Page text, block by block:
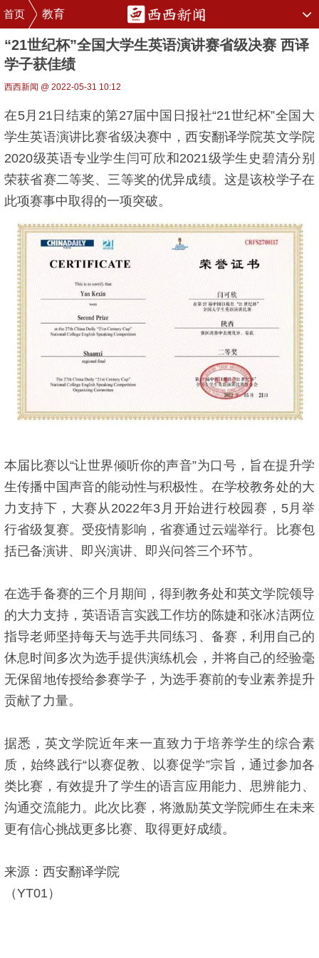
首页 教育
“21世纪杯”全国大学生英语演讲赛省级决赛 西译
学子获佳绩
西西新闻 @ 2022-05-31 10:12
在5月21日结束的第27届中国日报社“21世纪杯”全国大
学生英语演讲比赛省级决赛中，西安翻译学院英文学院
2020级英语专业学生闫可欣和2021级学生史碧清分别
荣获省赛二等奖、三等奖的优异成绩。这是该校学子在
此项赛事中取得的一项突破。
本届比赛以“让世界倾听你的声音”为口号，旨在提升学
生传播中国声音的能动性与积极性。在学校教务处的大
力支持下，大赛从2022年3月开始进行校园赛，5月举
行省级复赛。受疫情影响，省赛通过云端举行。比赛包
括已备演讲、即兴演讲、即兴问答三个环节。
在选手备赛的三个月期间，得到教务处和英文学院领导
的大力支持，英语语言实践工作坊的陈婕和张冰洁两位
指导老师坚持每天与选手共同练习、备赛，利用自己的
休息时间多次为选手提供演练机会，并将自己的经验毫
无保留地传授给参赛学子，为选手赛前的专业素养提升
贡献了力量。
据悉，英文学院近年来一直致力于培养学生的综合素
质，始终践行“以赛促教、以赛促学”宗旨，通过参加各
类比赛，有效提升了学生的语言应用能力、思辨能力、
沟通交流能力。此次比赛，将激励英文学院师生在未来
更有信心挑战更多比赛、取得更好成绩。
来源：西安翻译学院
（YT01）